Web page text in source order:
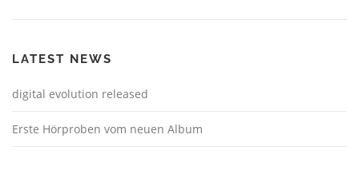
LATEST NEWS
digital evolution released
Erste Hörproben vom neuen Album